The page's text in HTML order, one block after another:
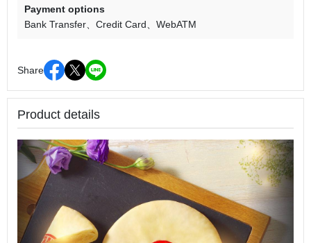
Payment options
Bank Transfer
Credit Card WebATM
Share
Product details